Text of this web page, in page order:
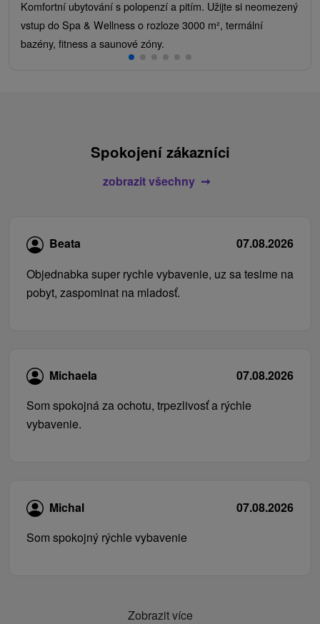
Komfortní ubytování s polopenzí a pitím. Užijte si neomezený
vstup do Spa & Wellness o rozloze 3000 m², termální
bazény, fitness a saunové zóny.
Spokojení zákazníci
zobrazit všechny
Beata
07.08.2026
Objednabka super rychle vybavenie, uz sa tesime na
pobyt, zaspominat na mladosť.
Michaela
07.08.2026
Som spokojná za ochotu, trpezlivosť a rýchle
vybavenie.
Michal
07.08.2026
Som spokojný rýchle vybavenie
Zobrazit více